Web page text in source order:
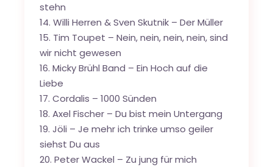
stehn
14. Willi Herren & Sven Skutnik – Der Müller
15. Tim Toupet – Nein, nein, nein, nein, sind
wir nicht gewesen
16. Micky Brühl Band – Ein Hoch auf die
Liebe
17. Cordalis – 1000 Sünden
18. Axel Fischer – Du bist mein Untergang
19. Jöli – Je mehr ich trinke umso geiler
siehst Du aus
20. Peter Wackel – Zu jung für mich